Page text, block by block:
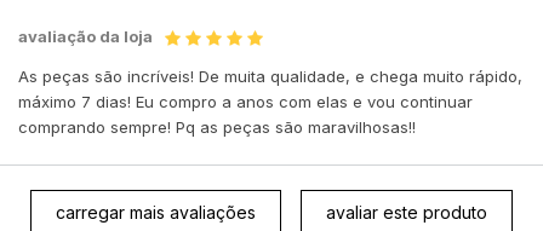
avaliação da loja
As peças são incríveis! De muita qualidade, e chega muito rápido,
máximo 7 dias! Eu compro a anos com elas e vou continuar
comprando sempre! Pq as peças são maravilhosas!!
carregar mais avaliações avaliar este produto